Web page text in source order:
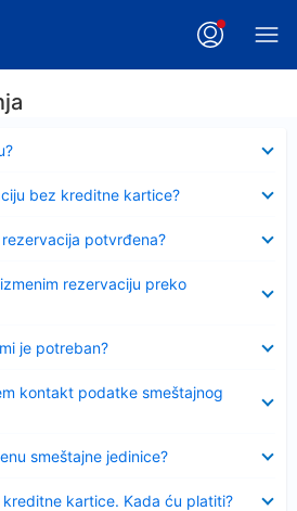
bez kreditne kartice?
potvrđena?
rezervaciju preko
je potreban?
kontakt podatke smeštajnog
smeštajne jedinice?
kartice. Kada ću platiti?